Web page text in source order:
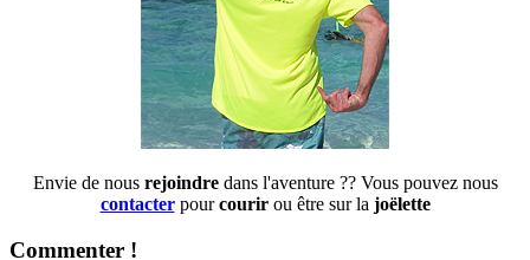
Envie de nous rejoindre dans l'aventure ?? Vous pouvez nous
contacterpourcourir ou être sur la joëlette
Commenter !